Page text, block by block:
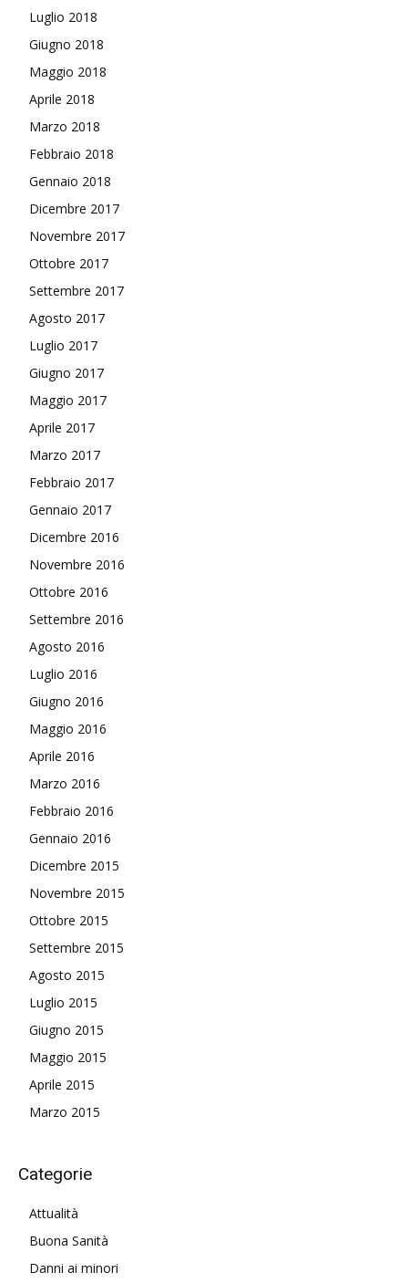
Luglio 2018
Giugno 2018
Maggio 2018
Aprile 2018
Marzo 2018
Febbraio 2018
Gennaio 2018
Dicembre 2017
Novembre 2017
Ottobre 2017
Settembre 2017
Agosto 2017
Luglio 2017
Giugno 2017
Maggio 2017
Aprile 2017
Marzo 2017
Febbraio 2017
Gennaio 2017
Dicembre 2016
Novembre 2016
Ottobre 2016
Settembre 2016
Agosto 2016
Luglio 2016
Giugno 2016
Maggio 2016
Aprile 2016
Marzo 2016
Febbraio 2016
Gennaio 2016
Dicembre 2015
Novembre 2015
Ottobre 2015
Settembre 2015
Agosto 2015
Luglio 2015
Giugno 2015
Maggio 2015
Aprile 2015
Marzo 2015
Categorie
Attualità
Buona Sanità
Danni ai minori